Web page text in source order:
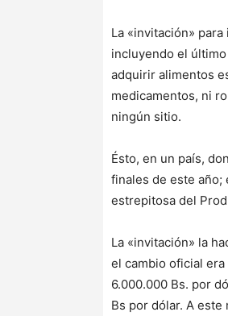
La «invitación»
incluyendo el
adquirir alimentos
medicamentos, ni
ningún sitio.
Ésto, en un país,
finales de este año;
estrepitosa del
La «invitación» la
el cambio oficial
6.000.000 Bs. por
Bs por dólar. A